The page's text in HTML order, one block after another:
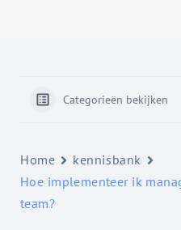
Categorieën bekijken
Home
kennisbank
Hoe implementeer ik
team?